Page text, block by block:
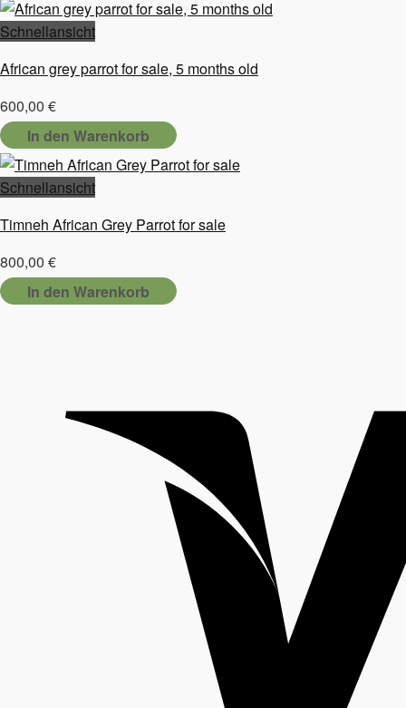
Schnellansicht
African grey parrot for sale, 5 months old
600,00 €
In den Warenkorb
Schnellansicht
Timneh African Grey Parrot for sale
800,00 €
In den Warenkorb